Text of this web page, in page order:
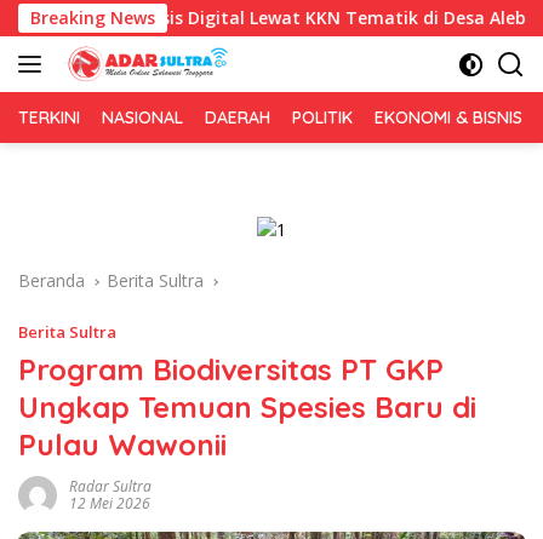
Langsung
ke
konten
Breaking News
Digital Lewat KKN Tematik di Desa Alebo Imigrasi
TERKINI NASIONAL DAERAH POLITIK EKONOMI & BISNIS
Beranda Berita Sultra
Berita Sultra
Program Biodiversitas PT GKP
Ungkap Temuan Spesies Baru di
Pulau Wawonii
Radar Sultra
12 Mei 2026